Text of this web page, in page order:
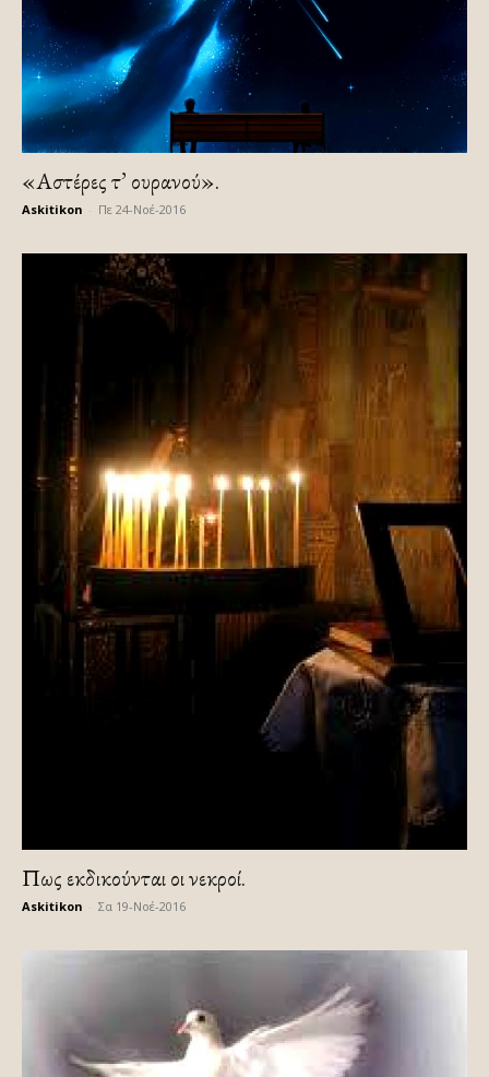
«Αστέρες τ’ ουρανού».
Askitikon Πε 24-Νοέ-2016
Πως εκδικούνται οι νεκροί.
Askitikon Σα 19-Νοέ-2016